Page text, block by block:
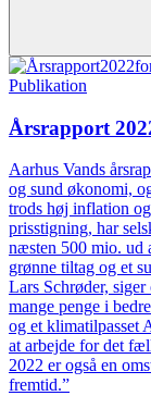
Publikation
Årsrapport
Aarhus Vands
og sund økonomi,
trods høj inflation
prisstigning, har
næsten 500 mio. ud
grønne tiltag og et
Lars Schrøder,
mange penge i
og et klimatilpasset
at arbejde for det
2022 er også en
fremtid.”